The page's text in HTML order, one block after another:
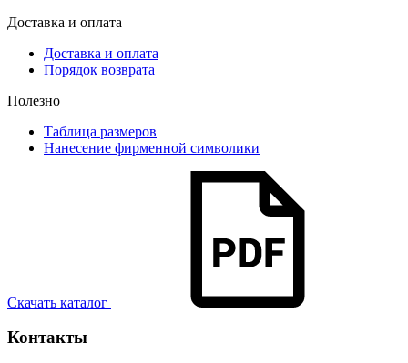
Доставка и оплата
Доставка и оплата
Порядок возврата
Полезно
Таблица размеров
Нанесение фирменной символики
Скачать каталог
Контакты